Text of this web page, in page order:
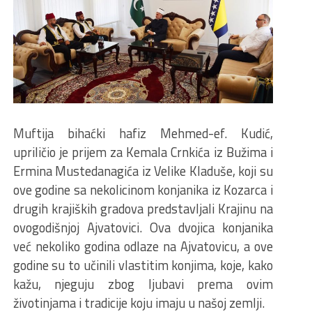
Muftija bihaćki hafiz Mehmed-ef. Kudić,
upriličio je prijem za Kemala Crnkića iz Bužima i
Ermina Mustedanagića iz Velike Kladuše, koji su
ove godine sa nekolicinom konjanika iz Kozarca i
drugih krajiških gradova predstavljali Krajinu na
ovogodišnjoj Ajvatovici. Ova dvojica konjanika
već nekoliko godina odlaze na Ajvatovicu, a ove
godine su to učinili vlastitim konjima, koje, kako
kažu, njeguju zbog ljubavi prema ovim
životinjama i tradicije koju imaju u našoj zemlji.